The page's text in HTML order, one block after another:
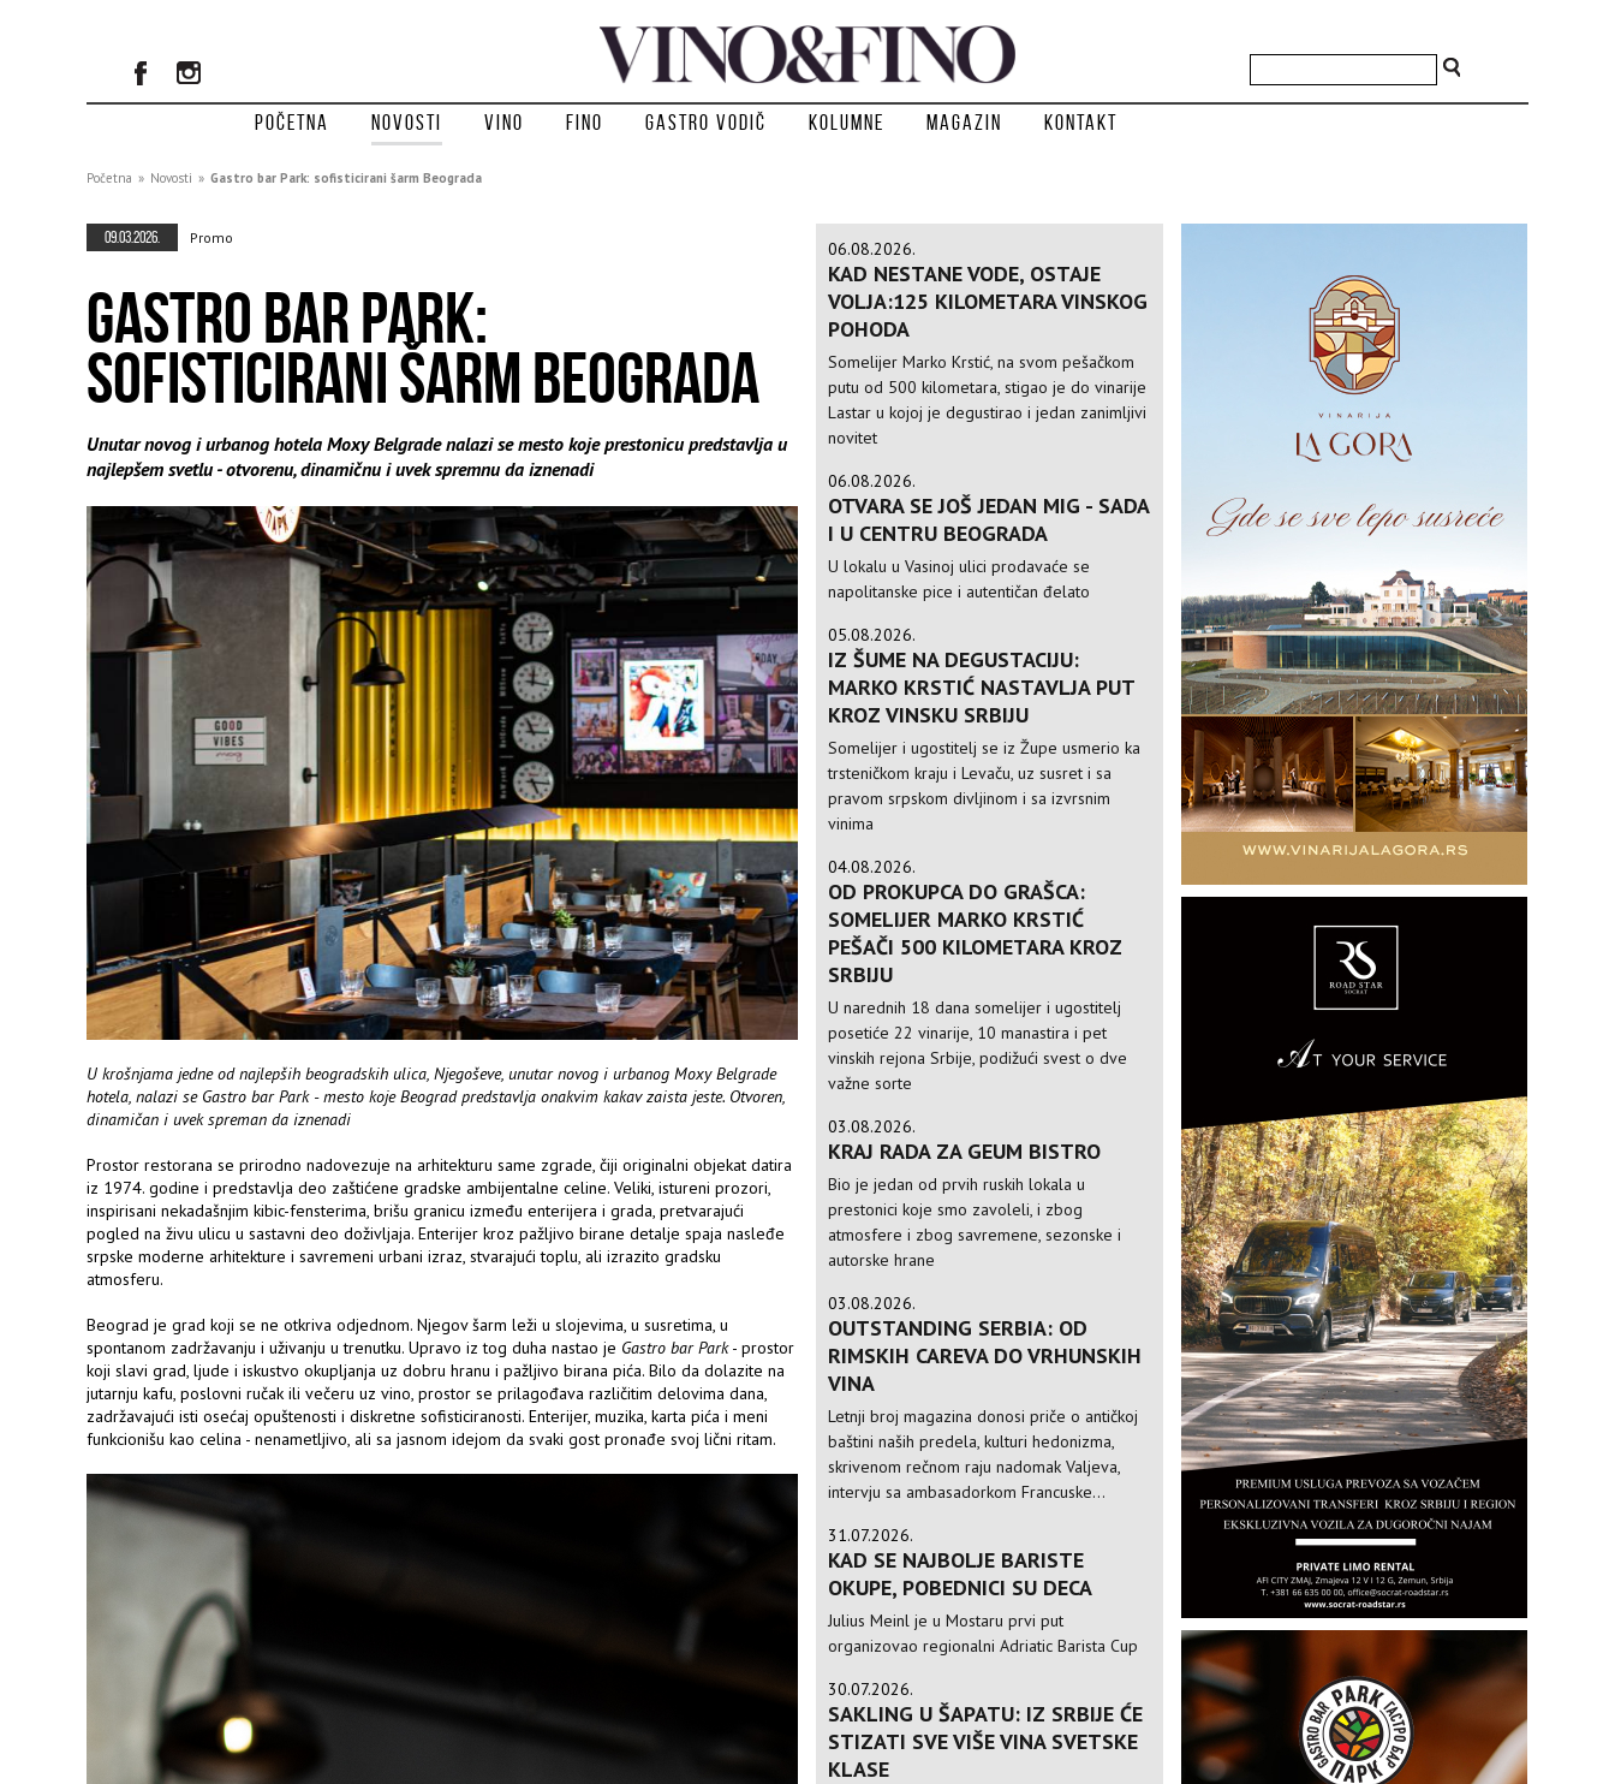
Početna Novosti Vino Fino Gastro vodič Kolumne Magazin Kontakt
Početna » Novosti » Gastro bar Park: sofisticirani šarm Beograda
09.03.2026. Promo
GASTRO BAR PARK:
SOFISTICIRANI ŠARM BEOGRADA
Unutar novog i urbanog hotela Moxy Belgrade nalazi se mesto koje prestonicu predstavlja u
najlepšem svetlu - otvorenu, dinamičnu i uvek spremnu da iznenadi
U krošnjama jedne od najlepših beogradskih ulica, Njegoševe, unutar novog i urbanog Moxy Belgrade
hotela, nalazi se Gastro bar Park - mesto koje Beograd predstavlja onakvim kakav zaista jeste. Otvoren,
dinamičan i uvek spreman da iznenadi
Prostor restorana se prirodno nadovezuje na arhitekturu same zgrade, čiji originalni objekat datira
iz 1974. godine i predstavlja deo zaštićene gradske ambijentalne celine. Veliki, istureni prozori,
inspirisani nekadašnjim kibic-fensterima, brišu granicu između enterijera i grada, pretvarajući
pogled na živu ulicu u sastavni deo doživljaja. Enterijer kroz pažljivo birane detalje spaja nasleđe
srpske moderne arhitekture i savremeni urbani izraz, stvarajući toplu, ali izrazito gradsku
atmosferu.
Beograd je grad koji se ne otkriva odjednom. Njegov šarm leži u slojevima, u susretima, u
spontanom zadržavanju i uživanju u trenutku. Upravo iz tog duha nastao je Gastro bar Park- prostor
koji slavi grad, ljude i iskustvo okupljanja uz dobru hranu i pažljivo birana pića. Bilo da dolazite na
jutarnju kafu, poslovni ručak ili večeru uz vino, prostor se prilagođava različitim delovima dana,
zadržavajući isti osećaj opuštenosti i diskretne sofisticiranosti. Enterijer, muzika, karta pića i meni
funkcionišu kao celina - nenametljivo, ali sa jasnom idejom da svaki gost pronađe svoj lični ritam.
06.08.2026.
KAD NESTANE VODE, OSTAJE
VOLJA:125 KILOMETARA VINSKOG
POHODA
Somelijer Marko Krstić, na svom pešačkom
putu od 500 kilometara, stigao je do vinarije
Lastar u kojoj je degustirao i jedan zanimljivi
novitet
06.08.2026.
OTVARA SE JOŠ JEDAN MIG - SADA
I U CENTRU BEOGRADA
U lokalu u Vasinoj ulici prodavaće se
napolitanske pice i autentičan đelato
05.08.2026.
IZ ŠUME NA DEGUSTACIJU:
MARKO KRSTIĆ NASTAVLJA PUT
KROZ VINSKU SRBIJU
Somelijer i ugostitelj se iz Župe usmerio ka
trsteničkom kraju i Levaču, uz susret i sa
pravom srpskom divljinom i sa izvrsnim
vinima
04.08.2026.
OD PROKUPCA DO GRAŠCA:
SOMELIJER MARKO KRSTIĆ
PEŠAČI 500 KILOMETARA KROZ
SRBIJU
U narednih 18 dana somelijer i ugostitelj
posetiće 22 vinarije, 10 manastira i pet
vinskih rejona Srbije, podižući svest o dve
važne sorte
03.08.2026.
KRAJ RADA ZA GEUM BISTRO
Bio je jedan od prvih ruskih lokala u
prestonici koje smo zavoleli, i zbog
atmosfere i zbog savremene, sezonske i
autorske hrane
03.08.2026.
OUTSTANDING SERBIA: OD
RIMSKIH CAREVA DO VRHUNSKIH
VINA
Letnji broj magazina donosi priče o antičkoj
baštini naših predela, kulturi hedonizma,
skrivenom rečnom raju nadomak Valjeva,
intervju sa ambasadorkom Francuske...
31.07.2026.
KAD SE NAJBOLJE BARISTE
OKUPE, POBEDNICI SU DECA
Julius Meinl je u Mostaru prvi put
organizovao regionalni Adriatic Barista Cup
30.07.2026.
SAKLING U ŠAPATU: IZ SRBIJE ĆE
STIZATI SVE VIŠE VINA SVETSKE
KLASE